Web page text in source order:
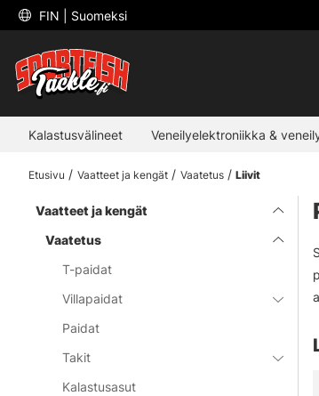
FIN | Suomeksi
Kalastusvälineet Veneilyelektroniikka &
Etusivu Vaatteet ja kengät Vaatetus Liivit
Vaatteet ja kengät
Vaatetus
T-paidat
Villapaidat
Paidat
Takit
Kalastusasut